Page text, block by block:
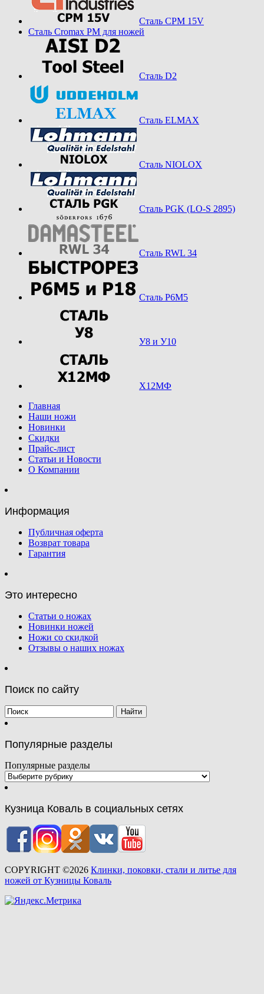
Сталь CPM 15V
Сталь Cromax PM для ножей
Сталь D2
Сталь ELMAX
Сталь NIOLOX
Сталь PGK (LO-S 2895)
Сталь RWL 34
Сталь Р6М5
У8 и У10
Х12МФ
Главная
Наши ножи
Новинки
Скидки
Прайс-лист
Статьи и Новости
О Компании
Информация
Публичная оферта
Возврат товара
Гарантия
Это интересно
Статьи о ножах
Новинки ножей
Ножи со скидкой
Отзывы о наших ножах
Поиск по сайту
Популярные разделы
Популярные разделы
Кузница Коваль в социальных сетях
COPYRIGHT ©2026 Клинки, поковки, стали и литье для
ножей от Кузницы Коваль